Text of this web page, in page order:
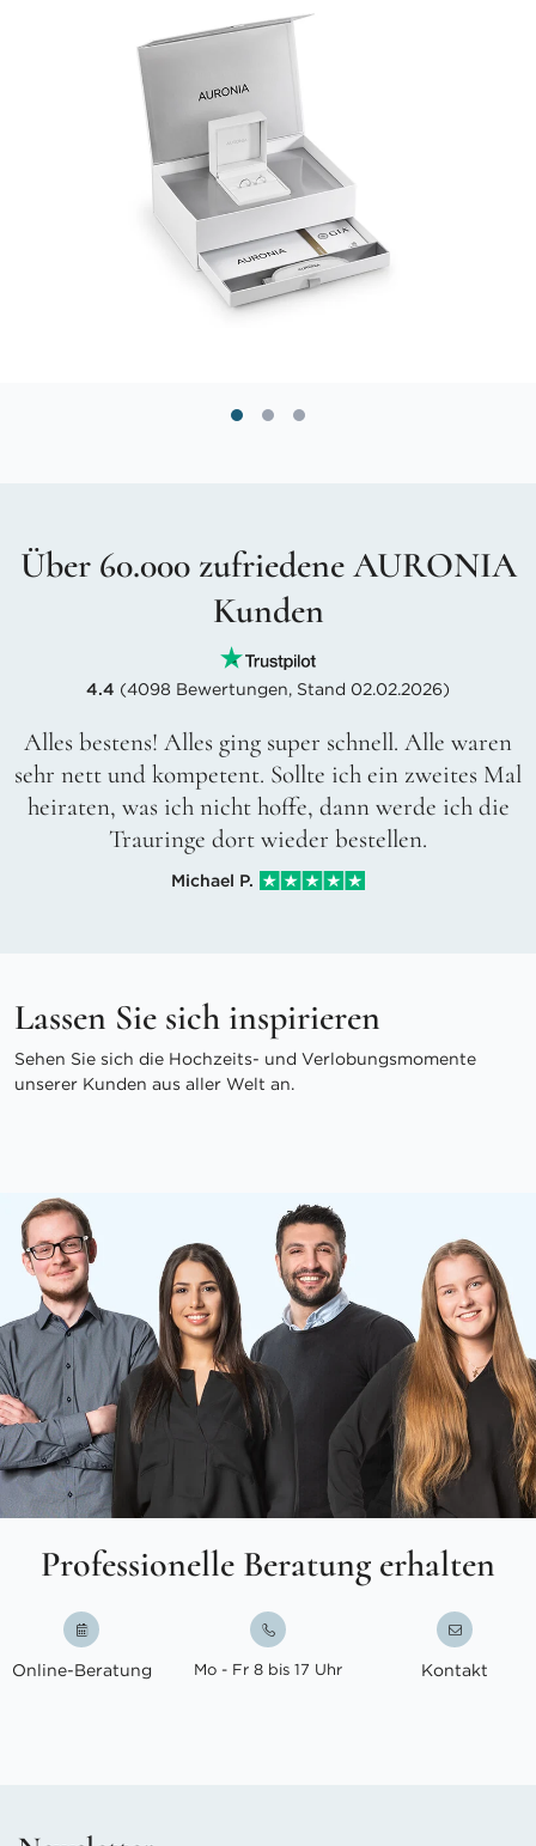
Über 60.000 zufriedene AURONIA
Kunden
4.4 (4098 Bewertungen, Stand 02.02.2026)
Alles bestens! Alles ging super schnell. Alle waren
sehr nett und kompetent. Sollte ich ein zweites Mal
heiraten, was ich nicht hoffe, dann werde ich die
Trauringe dort wieder bestellen.
Michael P.
Lassen Sie sich inspirieren
Sehen Sie sich die Hochzeits- und Verlobungsmomente
unserer Kunden aus aller Welt an.
Professionelle Beratung erhalten
Online-Beratung Mo - Fr 8 bis 17 Uhr Kontakt